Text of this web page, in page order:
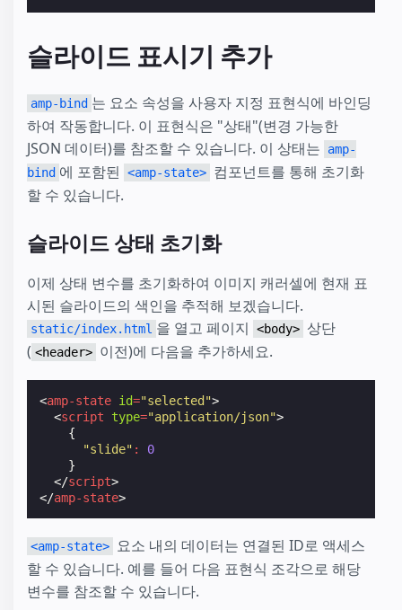
슬라이드 표시기 추가
amp-bind 는 요소 속성을 사용자 지정 표현식에 바인딩
하여 작동합니다. 이 표현식은 "상태"(변경 가능한
JSON 데이터)를 참조할 수 있습니다. 이 상태는
amp-
bind 에 포함된 <amp-state> 컴포넌트를 통해 초기화
할 수 있습니다.
슬라이드 상태 초기화
이제 상태 변수를 초기화하여 이미지 캐러셀에 현재 표
시된 슬라이드의 색인을 추적해 보겠습니다.
static/index.html 을 열고 페이지 <body> 상단
( <header> 이전)에 다음을 추가하세요.
<amp-state id="selected">
<script type="application/json">
{
"slide" :
0
}
</script>
</amp-state>
<amp-state> 요소 내의 데이터는 연결된 ID로 액세스
할 수 있습니다. 예를 들어 다음 표현식 조각으로 해당
변수를 참조할 수 있습니다.